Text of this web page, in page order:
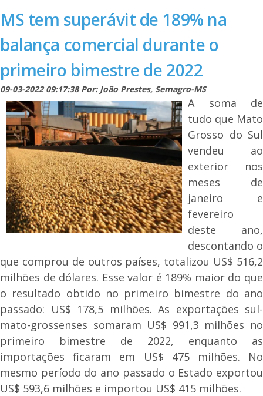
MS tem superávit de 189% na
balança comercial durante o
primeiro bimestre de 2022
09-03-2022 09:17:38 Por: João Prestes, Semagro-MS
A soma de
tudo que Mato
Grosso do Sul
vendeu ao
exterior nos
meses de
janeiro e
fevereiro
deste ano,
descontando o
que comprou de outros países, totalizou US$ 516,2
milhões de dólares. Esse valor é 189% maior do que
o resultado obtido no primeiro bimestre do ano
passado: US$ 178,5 milhões. As exportações sul-
mato-grossenses somaram US$ 991,3 milhões no
primeiro bimestre de 2022, enquanto as
importações ficaram em US$ 475 milhões. No
mesmo período do ano passado o Estado exportou
US$ 593,6 milhões e importou US$ 415 milhões.